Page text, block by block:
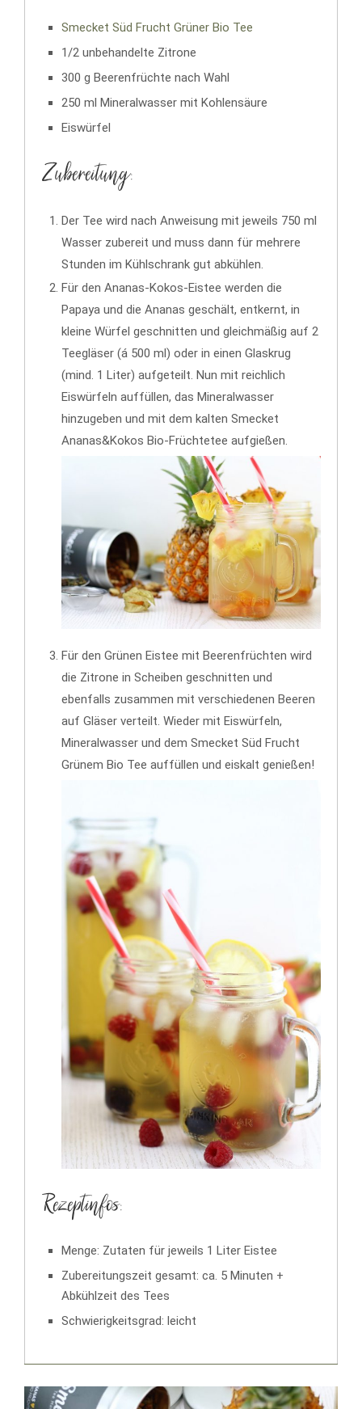
Smecket Süd Frucht Grüner Bio Tee
1/2 unbehandelte Zitrone
300 g Beerenfrüchte nach Wahl
250 ml Mineralwasser mit Kohlensäure
Eiswürfel
Zubereitung:
Der Tee wird nach Anweisung mit jeweils 750 ml
Wasser zubereit und muss dann für mehrere
Stunden im Kühlschrank gut abkühlen.
Für den Ananas-Kokos-Eistee werden die
Papaya und die Ananas geschält, entkernt, in
kleine Würfel geschnitten und gleichmäßig auf 2
Teegläser (á 500 ml) oder in einen Glaskrug
(mind. 1 Liter) aufgeteilt. Nun mit reichlich
Eiswürfeln auffüllen, das Mineralwasser
hinzugeben und mit dem kalten Smecket
Ananas&Kokos Bio-Früchtetee aufgießen.
Für den Grünen Eistee mit Beerenfrüchten wird
die Zitrone in Scheiben geschnitten und
ebenfalls zusammen mit verschiedenen Beeren
auf Gläser verteilt. Wieder mit Eiswürfeln,
Mineralwasser und dem Smecket Süd Frucht
Grünem Bio Tee auffüllen und eiskalt genießen!
Rezeptinfos:
Menge: Zutaten für jeweils 1 Liter Eistee
Zubereitungszeit gesamt: ca. 5 Minuten +
Abkühlzeit des Tees
Schwierigkeitsgrad: leicht